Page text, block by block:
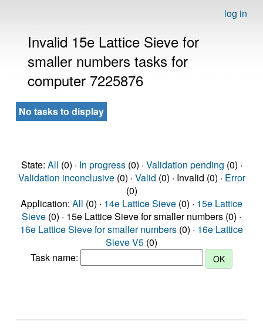
log in
Invalid 15e Lattice Sieve for
smaller numbers tasks for
computer 7225876
No tasks to display
State: All (0) · In progress(0) · Validation pending (0) ·
Validation inconclusive(0) · Valid (0) · Invalid (0) · Error
(0)
Application: All (0) · 14e Lattice Sieve (0) · 15e Lattice
Sieve (0) · 15e Lattice Sieve for smaller numbers (0) ·
16e Lattice Sieve for smaller numbers (0) · 16e Lattice
Sieve V5 (0)
Task name: